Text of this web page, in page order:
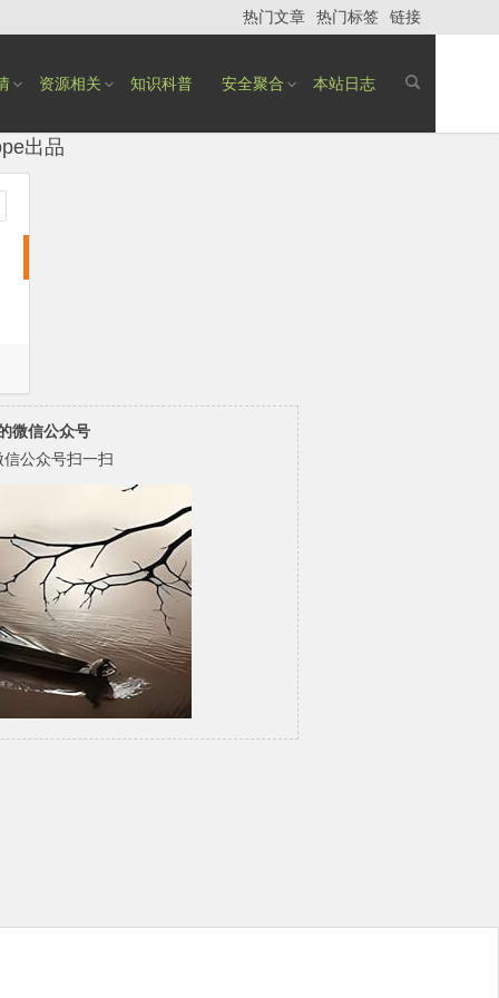
热门文章 热门标签 链接
资源相关 知识科普 安全聚合 本站日志
出品
微信公众号
信公众号扫一扫